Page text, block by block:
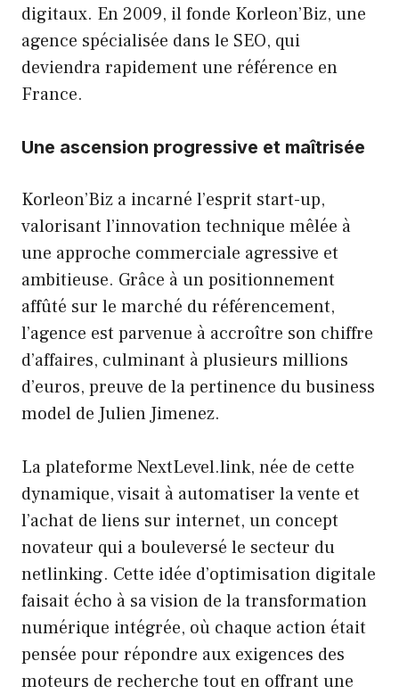
digitaux. En 2009, il fonde Korleon’Biz, une
agence spécialisée dans le SEO, qui
deviendra rapidement une référence en
France.
Une ascension progressive et maîtrisée
Korleon’Biz a incarné l’esprit start-up,
valorisant l’innovation technique mêlée à
une approche commerciale agressive et
ambitieuse. Grâce à un positionnement
affûté sur le marché du référencement,
l’agence est parvenue à accroître son chiffre
d’affaires, culminant à plusieurs millions
d’euros, preuve de la pertinence du business
model de Julien Jimenez.
La plateforme NextLevel.link, née de cette
dynamique, visait à automatiser la vente et
l’achat de liens sur internet, un concept
novateur qui a bouleversé le secteur du
netlinking. Cette idée d’optimisation digitale
faisait écho à sa vision de la transformation
numérique intégrée, où chaque action était
pensée pour répondre aux exigences des
moteurs de recherche tout en offrant une